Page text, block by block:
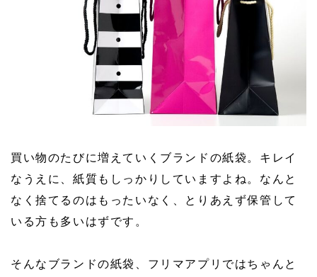
買い物のたびに増えていくブランドの紙袋。キレイ
なうえに、紙質もしっかりしていますよね。なんと
なく捨てるのはもったいなく、とりあえず保管して
いる方も多いはずです。
そんなブランドの紙袋、フリマアプリではちゃんと